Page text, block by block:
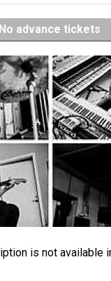
No advance tickets
is not available